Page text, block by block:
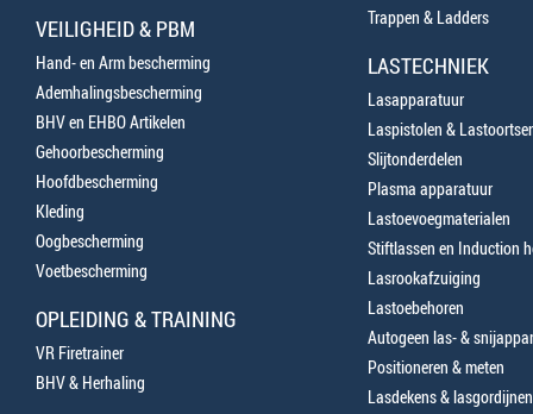
VEILIGHEID & PBM
Hand- en Arm bescherming
Ademhalingsbescherming
BHV en EHBO Artikelen
Gehoorbescherming
Hoofdbescherming
Kleding
Oogbescherming
Voetbescherming
OPLEIDING & TRAINING
VR Firetrainer
BHV & Herhaling
Trappen & Ladders
LASTECHNIEK
Lasapparatuur
Laspistolen &
Slijtonderdelen
Plasma apparatuur
Lastoevoegmaterialen
Stiftlassen en Induction
Lasrookafzuiging
Lastoebehoren
Autogeen las- &
Positioneren & meten
Lasdekens & lasgordijnen